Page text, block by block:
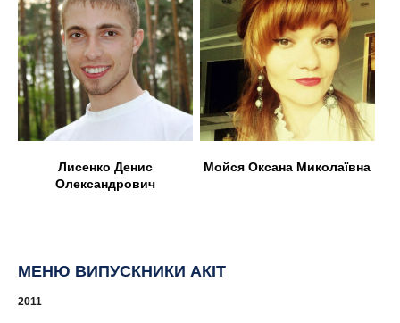
Лисенко Денис
Олександрович
Мойся Оксана Миколаївна
МЕНЮ ВИПУСКНИКИ АКІТ
2011